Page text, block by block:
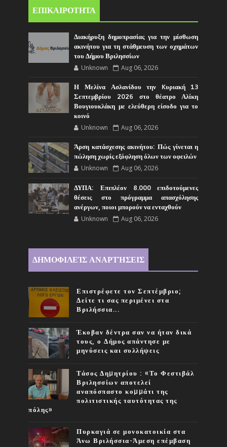
ΕΠΙΚΑΙΡΟΤΗΤΑ
Διακήρυξη δημοπρασίας για την μίσθωση
ακινήτου για τη στάθμευση των οχημάτων
του Δήμου Βριλησσίων
Unknown Aug 06, 2026
Η Μελίνα Ασλανίδου την Kυριακή 13
Σεπτεμβρίου 2026 στο θέατρο Αλίκη
Βουγιουκλάκη με ελεύθερη είσοδο για το
κοινό
Unknown Aug 06, 2026
Άρση κατάσχεσης ακινήτου: Πώς γίνεται η
πώληση χωρίς εξόφληση όλων των οφειλών
Unknown Aug 06, 2026
ΔΥΠΑ: Επιπλέον 8.000 επιδοτούμενες
θέσεις στο πρόγραμμα απασχόλησης
ανέργων, ποιοι μπορούν να ενταχθούν
Unknown Aug 06, 2026
ΔΗΜΟΦΙΛΕΊΣ ΑΝΑΡΤΉΣΕΙΣ
Επιστρέφετε τον Σεπτέμβριο;
Δείτε τι σας περιμένει στα
Βριλήσσια...
Έκοβαν δέντρα σαν να ήταν δικά
τους, ο Δήμος απάντησε με
μηνύσεις και συλλήψεις
Τάσος Δηµητρίου : «Το Φεστιβάλ
Βριλησσίων αποτελεί
αναπόσπαστο κοµµάτι της
πολιτιστικής ταυτότητας της
πόλης»
Πυρκαγιά σε μονοκατοικία στα
Άνω Βριλήσσια-Άμεση επέμβαση